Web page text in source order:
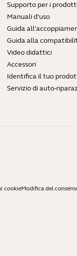
Supporto per i
Manuali d'uso
Guida
Guida alla
Video didattici
Accessori
Identifica il tuo
Servizio di auto-
cookieModifica del